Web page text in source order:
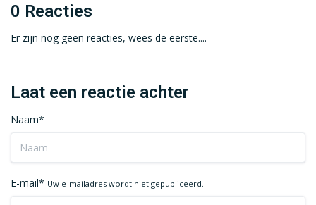
0 Reacties
Er zijn nog geen reacties, wees de eerste....
Laat een reactie achter
Naam*
E-mail* Uw e-mailadres wordt niet gepubliceerd.